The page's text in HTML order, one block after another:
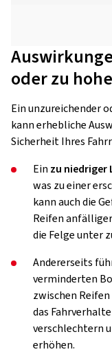
oder zu
Ein unzureichender
kann erhebliche
Sicherheit Ihres
Ein zu niedriger
was zu einer
kann auch die
Reifen
die Felge unter
Andererseits
verminderten
zwischen
das
verschlechtern
erhöhen.